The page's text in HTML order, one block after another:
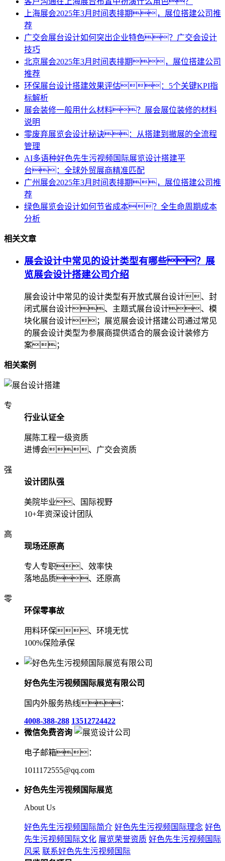
上海展会2025年3月时间表排期，展位搭建公司推
荐
广交会展台设计如何突出企业特色？广交会设计
技巧
北京展会2025年3月时间表排期，展位搭建公司
推荐
环保展台设计搭建效果评估：5个关键KPI指
标解析
展会装修一般用什么材料？展会展位装修的材料
说明
零废弃展览会设计秘诀：从搭建到撤展的全流程
管理
AI多语种好色先生污视频国际展览设计搭建平
台：全球外贸展商精准匹配
广州展会2025年3月时间表排期，展位搭建公司推
荐
绿色展览会设计如何节省成本？全生命周期成本
分析
相关文章
展会设计中常见的设计类型有哪些？展
览展会设计搭建公司介绍
展会设计中常见的设计类型有开放式展台设计、封
闭式展台设计、主题式展台设计、模
块化展台设计；展览展会设计搭建公司通过常见
的展会设计类型为参展商提供适合的展会设计装修方
案；
相关案例
专
行业认证全
展陈工程一级资质
进博会、广交会资质
强
设计团队强
美院毕业、国际视野
10+年资深设计团队
高
现场还原高
专人专职、效率快
落地品质、还原高
零
环保零事故
用料环保、环境无忧
100%保险承保
好色先生污视频国际展览有限公司
国内外服务热线：
4008-388-288 13512724422
微信免费咨询
电子邮箱：
1011172555@qq.com
好色先生污视频国际展览
About Us
好色先生污视频国际简介 好色先生污视频国际理念 好色
先生污视频国际文化 展览荣誉资质 好色先生污视频国际
风采 联系好色先生污视频国际